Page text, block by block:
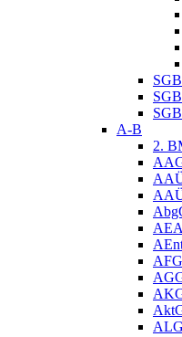
A-B
2.
AFG
ALG